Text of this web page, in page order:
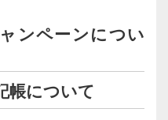
ンペーンについ
帳について